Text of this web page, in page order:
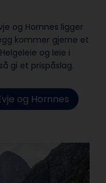
og Hornnes ligger
kommer gjerne et
og leie i
gi et prispåslag.
og Hornnes